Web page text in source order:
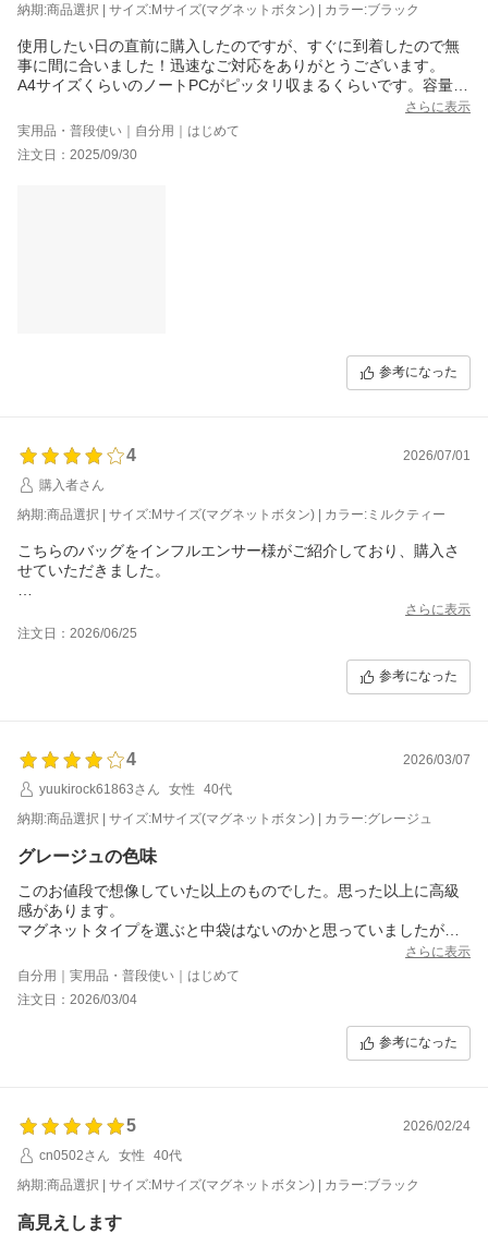
納期:商品選択 | サイズ:Mサイズ(マグネットボタン) | カラー:ブラック
使用したい日の直前に購入したのですが、すぐに到着したので無
事に間に合いました！迅速なご対応をありがとうございます。
A4サイズくらいのノートPCがピッタリ収まるくらいです。容量も
大きいのでたっぷり物が入ります！良い買い物ができました&#12
316;
さらに表示
実用品・普段使い｜自分用｜はじめて
注文日：2025/09/30
参考になった
4
2026/07/01
購入者さん
納期:商品選択 | サイズ:Mサイズ(マグネットボタン) | カラー:ミルクティー
こちらのバッグをインフルエンサー様がご紹介しており、購入さ
せていただきました。
ミルクティー色のバッグに一目惚れし、サイズは自分の荷物の量
的にSサイズのほうが使うと思いましたがミルクティーはMサイズ
しかないのでMサイズを購入。持ち手にややベタつきを感じまし
Sサイズでもミルクティーカラーが発売されたらまた購入したいと
思います。
さらに表示
注文日：2026/06/25
参考になった
4
2026/03/07
yuukirock61863さん
女性
40代
納期:商品選択 | サイズ:Mサイズ(マグネットボタン) | カラー:グレージュ
グレージュの色味
このお値段で想像していた以上のものでした。思った以上に高級
感があります。
マグネットタイプを選ぶと中袋はないのかと思っていましたが、
中袋（巾着タイプ）も意外にもしっかりしたものでヘナっと柔ら
かすぎる生地感ではなく、使いやすそうです。中袋にもオープン
タイプのポケットとチャック付きのポケットが一つずつ系２つの
またカバン自体の内布もとてもこのリーズナブルなお値段とは思
えないスエード調のものでしっかりしていました。
ですが、総じて大満足ですので色違いで購入したいと思います。
さらに表示
自分用｜実用品・普段使い｜はじめて
注文日：2026/03/04
参考になった
5
2026/02/24
cn0502さん
女性
40代
納期:商品選択 | サイズ:Mサイズ(マグネットボタン) | カラー:ブラック
高見えします